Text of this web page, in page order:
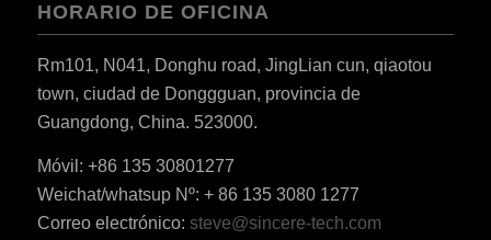
HORARIO DE OFICINA
Rm101, N041, Donghu road, JingLian cun, qiaotou
town, ciudad de Donggguan, provincia de
Guangdong, China. 523000.
Móvil: +86 135 30801277
Weichat/whatsup Nº: + 86 135 3080 1277
Correo electrónico: steve@sincere-tech.com